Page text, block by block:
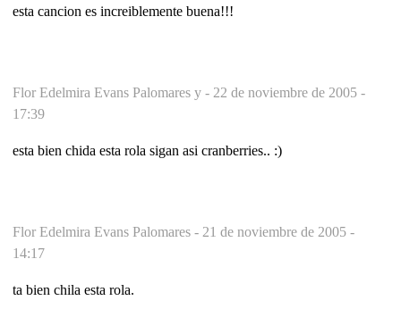
esta cancion es increiblemente buena!!!
Flor Edelmira Evans Palomares y - 22 de noviembre de 2005 -
17:39
esta bien chida esta rola sigan asi cranberries.. :)
Flor Edelmira Evans Palomares - 21 de noviembre de 2005 -
14:17
ta bien chila esta rola.